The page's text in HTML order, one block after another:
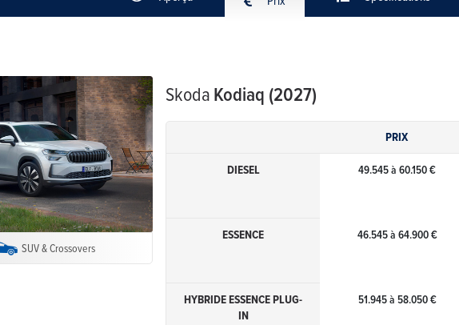
SUV & Crossovers
SkodaKodiaq (2027)
PRIX
DIESEL
49.545 à 60.150 €
ESSENCE 46.545 à 64.900 €
HYBRIDE ESSENCE PLUG-
IN
51.945 à 58.050 €